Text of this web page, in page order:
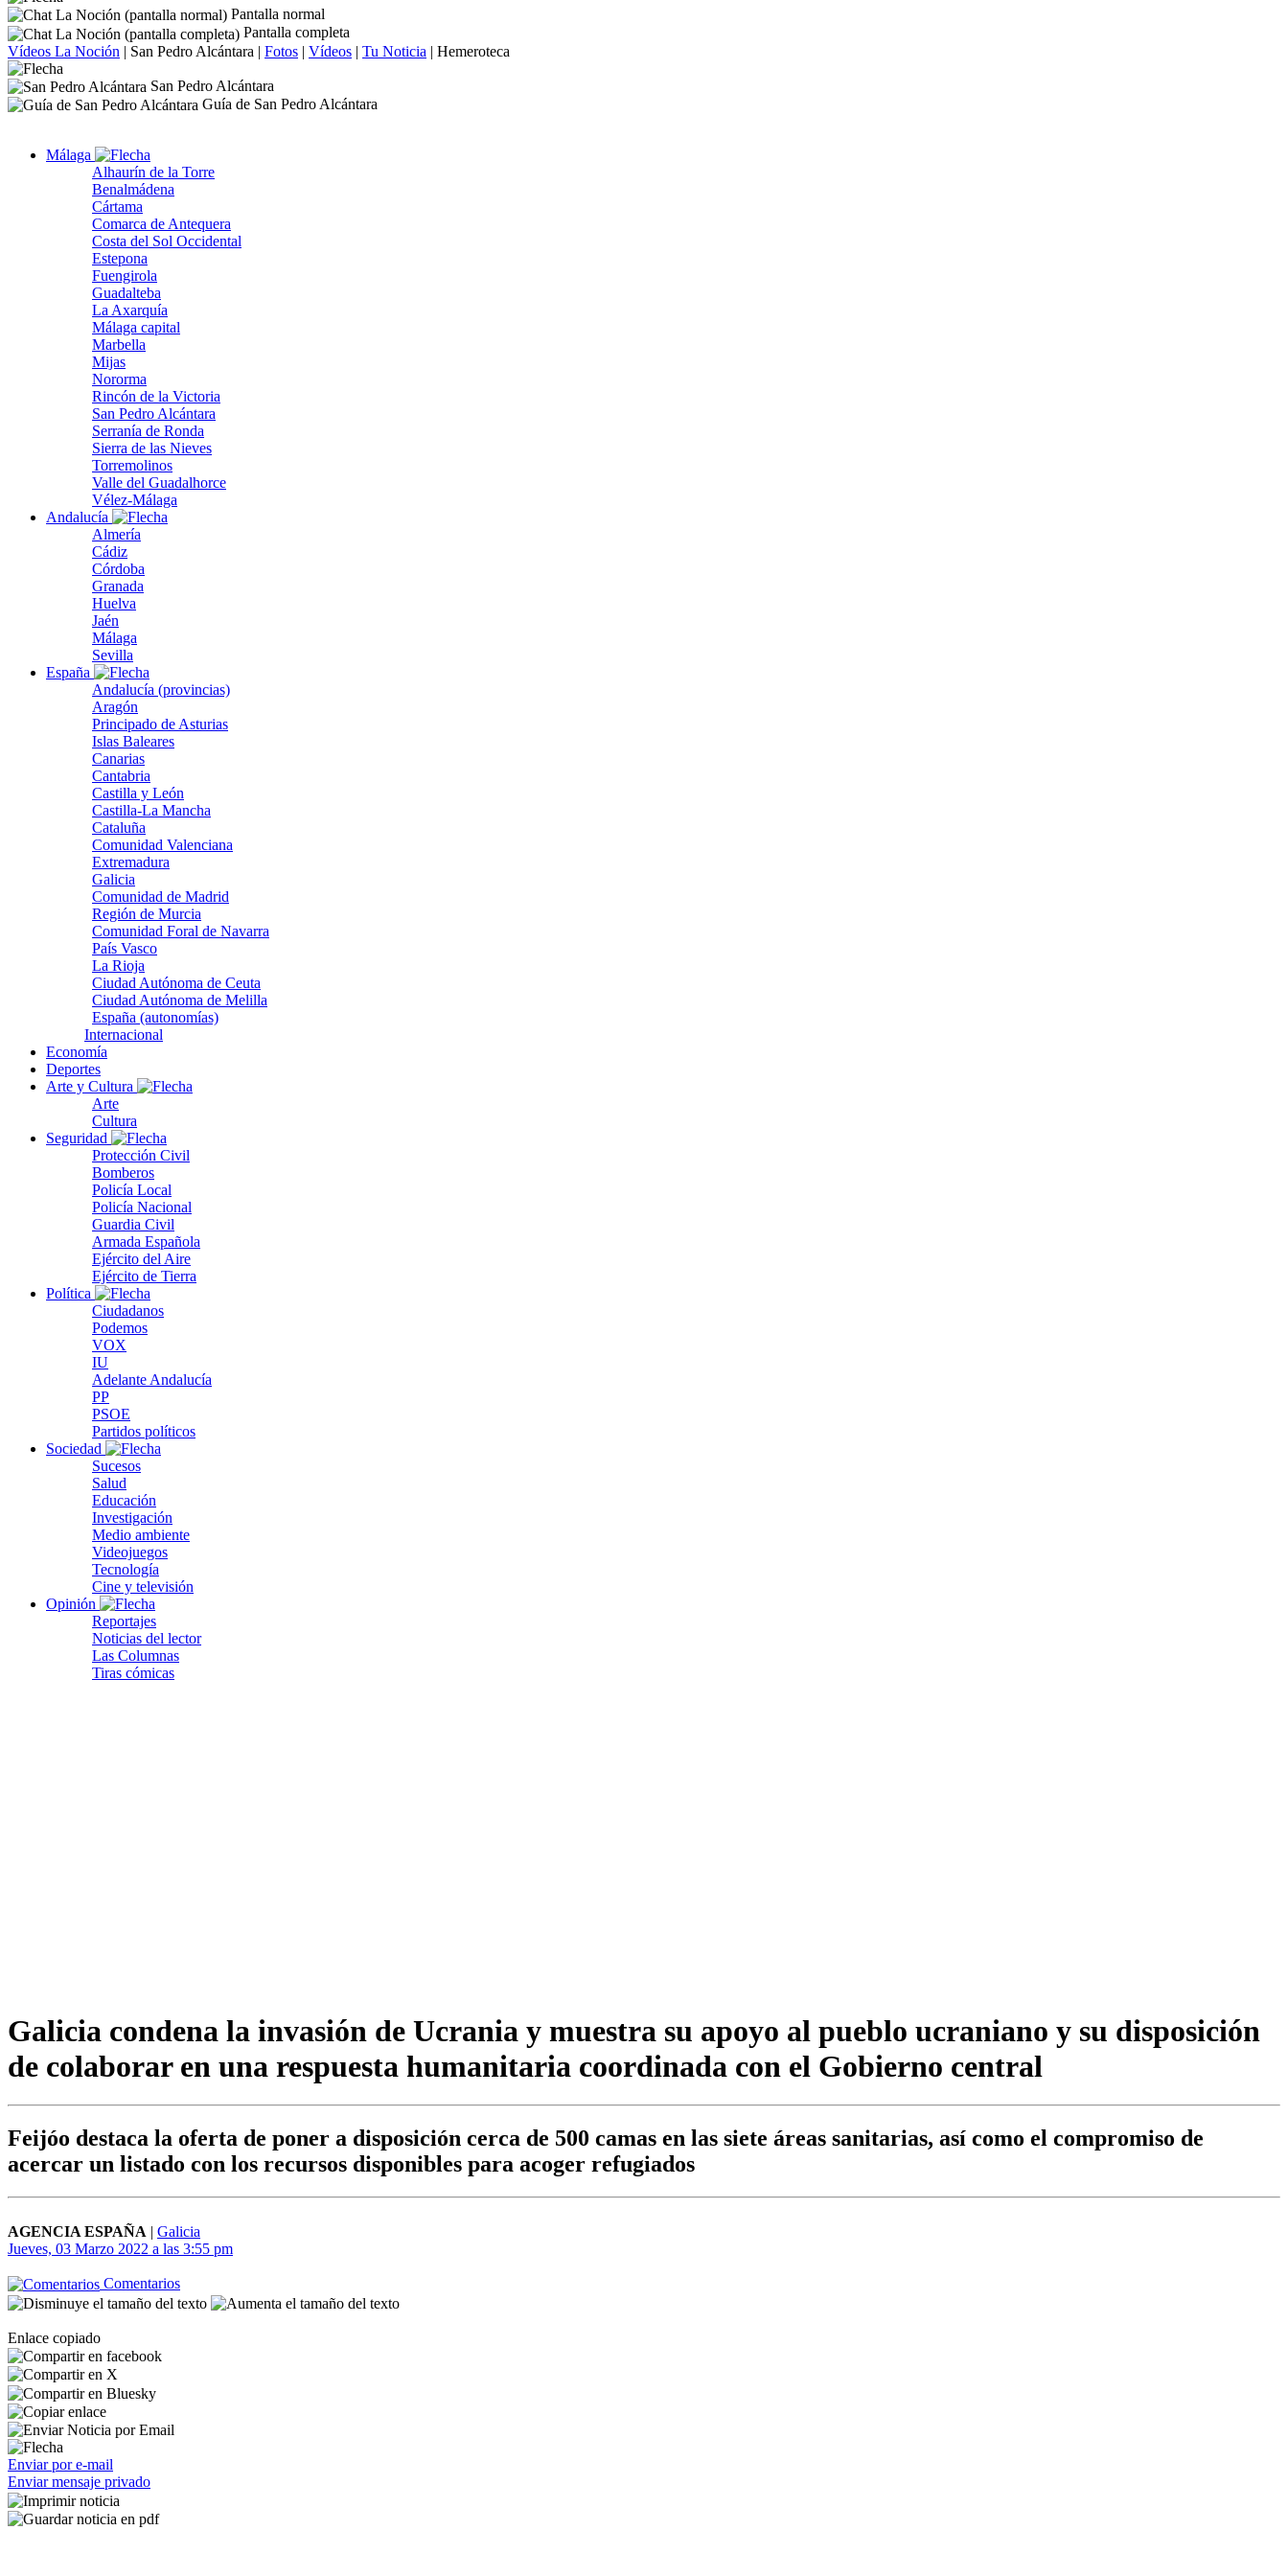
Pantalla normal
Pantalla completa
Vídeos La Noción | San Pedro Alcántara | Fotos | Vídeos | Tu Noticia | Hemeroteca
San Pedro Alcántara
Guía de San Pedro Alcántara
Málaga
Alhaurín de la Torre
Benalmádena
Cártama
Comarca de Antequera
Costa del Sol Occidental
Estepona
Fuengirola
Guadalteba
La Axarquía
Málaga capital
Marbella
Mijas
Nororma
Rincón de la Victoria
San Pedro Alcántara
Serranía de Ronda
Sierra de las Nieves
Torremolinos
Valle del Guadalhorce
Vélez-Málaga
Andalucía
Almería
Cádiz
Córdoba
Granada
Huelva
Jaén
Málaga
Sevilla
España
Andalucía (provincias)
Aragón
Principado de Asturias
Islas Baleares
Canarias
Cantabria
Castilla y León
Castilla-La Mancha
Cataluña
Comunidad Valenciana
Extremadura
Galicia
Comunidad de Madrid
Región de Murcia
Comunidad Foral de Navarra
País Vasco
La Rioja
Ciudad Autónoma de Ceuta
Ciudad Autónoma de Melilla
España (autonomías)
Internacional
Economía
Deportes
Arte y Cultura
Arte
Cultura
Seguridad
Protección Civil
Bomberos
Policía Local
Policía Nacional
Guardia Civil
Armada Española
Ejército del Aire
Ejército de Tierra
Política
Ciudadanos
Podemos
VOX
IU
Adelante Andalucía
PP
PSOE
Partidos políticos
Sociedad
Sucesos
Salud
Educación
Investigación
Medio ambiente
Videojuegos
Tecnología
Cine y televisión
Opinión
Reportajes
Noticias del lector
Las Columnas
Tiras cómicas
Galicia condena la invasión de Ucrania y muestra su apoyo al pueblo ucraniano y su disposición
de colaborar en una respuesta humanitaria coordinada con el Gobierno central
Feijóo destaca la oferta de poner a disposición cerca de 500 camas en las siete áreas sanitarias, así como el compromiso de
acercar un listado con los recursos disponibles para acoger refugiados
AGENCIA ESPAÑA | Galicia
Jueves, 03 Marzo 2022 a las 3:55 pm
Comentarios
Enlace copiado
Enviar por e-mail
Enviar mensaje privado